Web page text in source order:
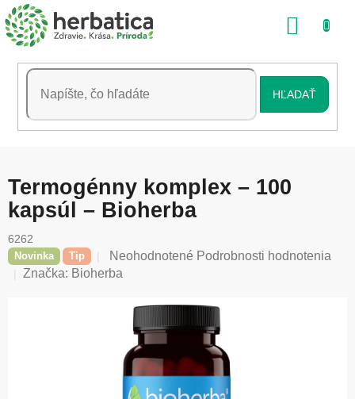
Prejsť
na
obsah
HĽADAŤ
Termogénny komplex – 100
kapsúl – Bioherba
6262
Novinka Tip
Priemerné
hodnotenie
hviezdičiek.
Neohodnotené Podrobnosti hodnotenia
Značka: Bioherba